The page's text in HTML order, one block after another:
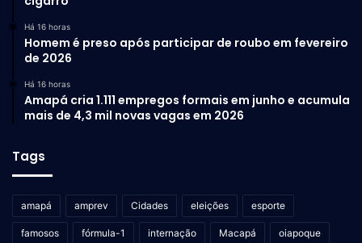
Há 16 horas
Homem é preso após participar de roubo em fevereiro
de 2026
Há 16 horas
Amapá cria 1.111 empregos formais em junho e acumula
mais de 4,3 mil novas vagas em 2026
Tags
amapá amprev Cidades eleições esporte
famosos fórmula-1 internação Macapá oiapoque